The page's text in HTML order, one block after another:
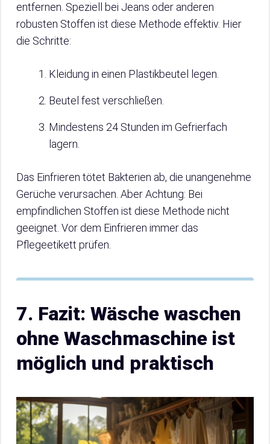
entfernen. Speziell bei Jeans oder anderen
robusten Stoffen ist diese Methode effektiv. Hier
die Schritte:
Kleidung in einen Plastikbeutel legen.
Beutel fest verschließen.
Mindestens 24 Stunden im Gefrierfach
lagern.
Das Einfrieren tötet Bakterien ab, die unangenehme
Gerüche verursachen. Aber Achtung: Bei
empfindlichen Stoffen ist diese Methode nicht
geeignet. Vor dem Einfrieren immer das
Pflegeetikett prüfen.
7. Fazit: Wäsche waschen
ohne Waschmaschine ist
möglich und praktisch